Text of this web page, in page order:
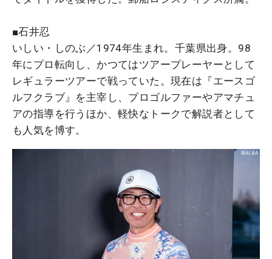
■石井忍
いしい・しのぶ／1974年生まれ。千葉県出身。98
年にプロ転向し、かつてはツアープレーヤーとして
レギュラーツアーで戦っていた。現在は『エースゴ
ルフクラブ』を主宰し、プロゴルファーやアマチュ
アの指導を行うほか、軽快なトークで解説者として
も人気を博す。